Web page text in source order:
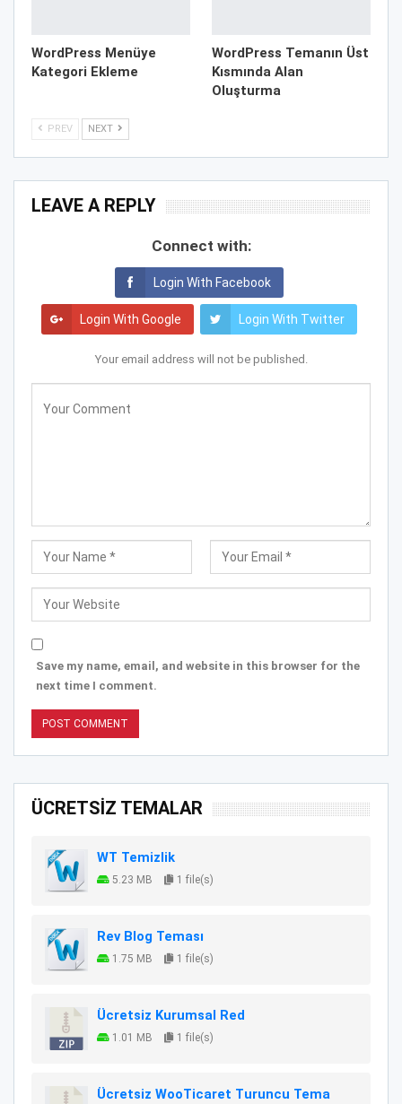
WordPress Menüye
Kategori Ekleme
WordPress Temanın Üst
Kısmında Alan
Oluşturma
PREV NEXT
LEAVE A REPLY
Connect with:
Login With Facebook
Login With Google Login With Twitter
Your email address will not be published.
Save my name, email, and website in this browser for the
next time I comment.
ÜCRETSİZ TEMALAR
WT Temizlik
5.23 MB 1 file(s)
Rev Blog Teması
1.75 MB 1 file(s)
Ücretsiz Kurumsal Red
1.01 MB 1 file(s)
Ücretsiz WooTicaret Turuncu Tema